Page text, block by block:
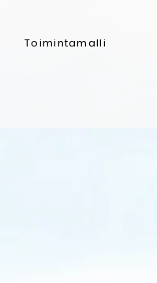
Toimintamalli